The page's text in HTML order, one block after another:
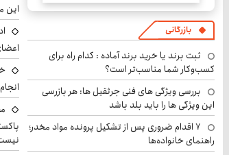
شگفتی‌های جنگل‌های مانگرو +تصویر از
مرکز سرزمین رویش افتتاح شد تصاویر
بازرگانی
ثبت برند یا خرید برند آماده : کدام راه برای
کسب‌وکار شما مناسب‌تر است؟
بررسی ویژگی های فنی جرثقیل ها: هر بازرسی
این ویژگی ها را باید بلد باشد
۷ اقدام ضروری پس از تشکیل پرونده مواد مخدر؛
راهنمای خانواده‌ها
این